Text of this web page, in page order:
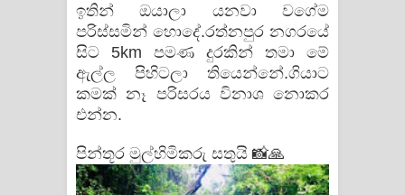
දන්නවාද මාව ගීතයේ පද පෙළ
ඉතින් ඔයාලා යනවා වගේම
පරිස්සමින් හොදේ.රත්නපුර නගරයේ
සිට 5km පමණ දුරකින් තමා මේ
ඇල්ල පිහිටලා තියෙන්නේ.ගියාට
කමක් නෑ පරිසරය විනාශ නොකර
එන්න.
පින්තූර මුල්හිමිකරු සතුයි 📸🙏